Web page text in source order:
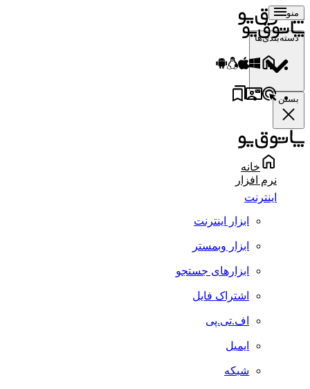
منو
دسته‌بندی‌ها
بستن
خانه
نرم افزار
اینترنت
ابزار اینترنت
ابزار وبمستر
ابزارهای جستجو
اشتراک فایل
اف.تی.پی
ایمیل
شبکه